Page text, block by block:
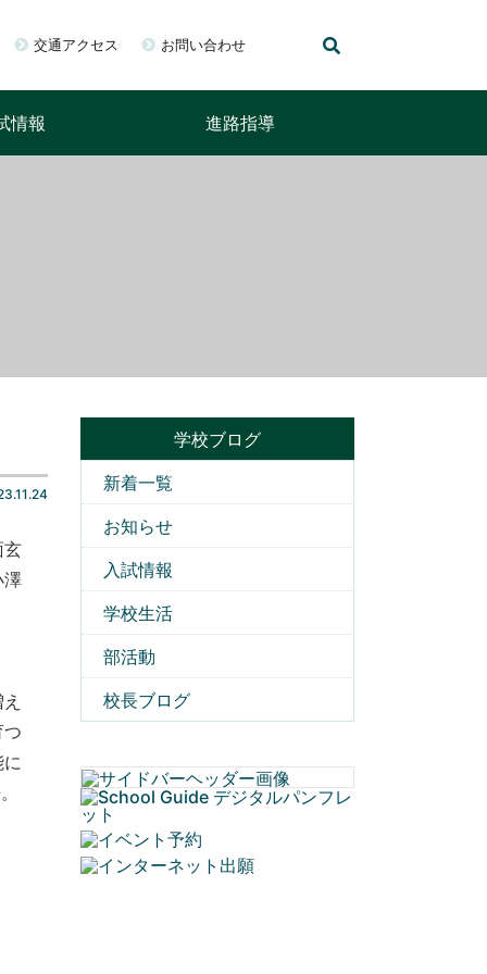
交通アクセス お問い合わせ
情報 進路指導
学校ブログ
新着一覧
お知らせ
入試情報
学校生活
部活動
校長ブログ
玄
澤